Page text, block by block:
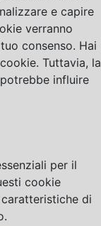
e capire
verranno
consenso. Hai
Tuttavia, la
influire
per il
cookie
di